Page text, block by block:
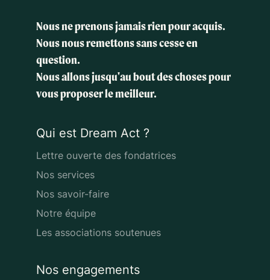
Nous ne prenons jamais rien pour acquis.
Nous nous remettons sans cesse en
question.
Nous allons jusqu'au bout des chosespour
vous proposer le meilleur.
Qui est Dream Act ?
Lettre ouverte des fondatrices
Nos services
Nos savoir-faire
Notre équipe
Les associations soutenues
Nos engagements